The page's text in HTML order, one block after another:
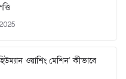
ওয়াশিং মেশিন’ কীভাবে